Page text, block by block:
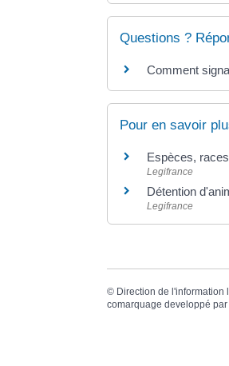
Questions ?
Comment
Pour en savoir
Espèces,
Legifrance
Détention
Legifrance
© Direction de l'information
comarquage developpé